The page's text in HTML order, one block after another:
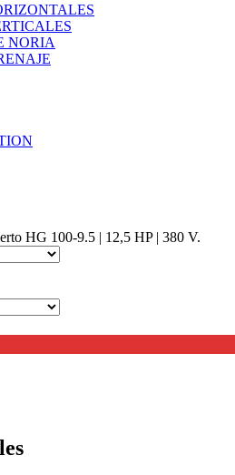
NORIA
HG 100-9.5 | 12,5 HP | 380 V.